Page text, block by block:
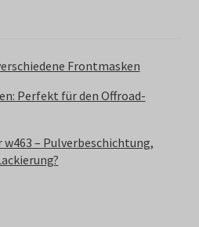
Frontmasken
Perfekt für den Offroad-
– Pulverbeschichtung,